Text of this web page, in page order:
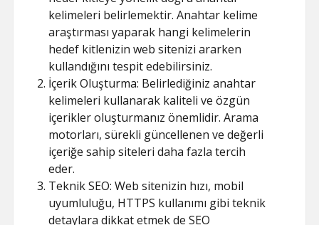
kelimeleri belirlemektir. Anahtar kelime
araştırması yaparak hangi kelimelerin
hedef kitlenizin web sitenizi ararken
kullandığını tespit edebilirsiniz.
İçerik Oluşturma: Belirlediğiniz anahtar
kelimeleri kullanarak kaliteli ve özgün
içerikler oluşturmanız önemlidir. Arama
motorları, sürekli güncellenen ve değerli
içeriğe sahip siteleri daha fazla tercih
eder.
Teknik SEO: Web sitenizin hızı, mobil
uyumluluğu, HTTPS kullanımı gibi teknik
detaylara dikkat etmek de SEO